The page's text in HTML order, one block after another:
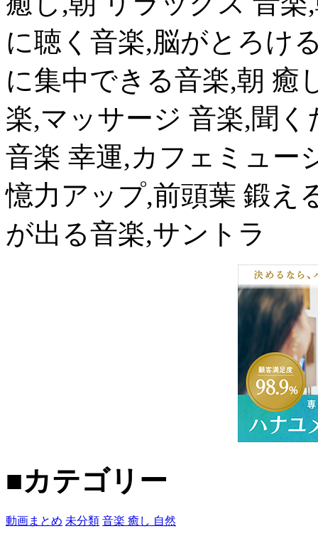
に聴く音楽,脳がとろけ
に集中できる音楽,朝 癒
楽,マッサージ 音楽,聞
音楽 幸運,カフェミュー
憶力アップ,前頭葉 鍛え
が出る音楽,サントラ
■カテゴリー
動画まとめ 未分類 音楽 癒し 自然